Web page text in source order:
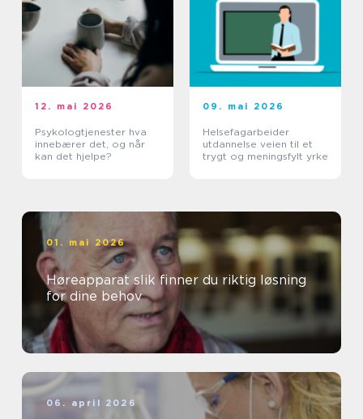
12. mai 2026
Psykologtjenester hva
innebærer det, og når
kan det hjelpe?
09. mai 2026
Helsefagarbeider
utdannelse veien til et
trygt og meningsfylt yrke
01. mai 2026
Høreapparat slik finner du riktig løsning
for dine behov
06. april 2026